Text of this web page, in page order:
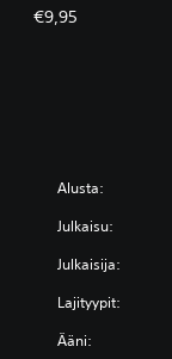
€9,95
Alusta:
Julkaisu:
Julkaisija:
Lajityypit:
Ääni: